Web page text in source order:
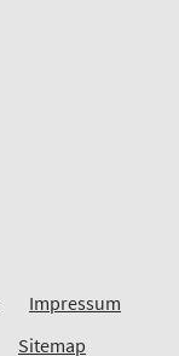
Impressum
Sitemap